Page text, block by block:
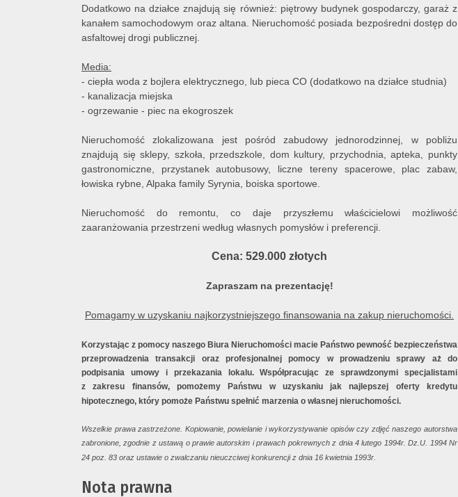
Dodatkowo na działce znajdują się również: piętrowy budynek gospodarczy, garaż z
kanałem samochodowym oraz altana. Nieruchomość posiada bezpośredni dostęp do
asfaltowej drogi publicznej.
Media:
- ciepła woda z bojlera elektrycznego, lub pieca CO (dodatkowo na działce studnia)
- kanalizacja miejska
- ogrzewanie - piec na ekogroszek
Nieruchomość zlokalizowana jest pośród zabudowy jednorodzinnej, w pobliżu
znajdują się sklepy, szkoła, przedszkole, dom kultury, przychodnia, apteka, punkty
gastronomiczne, przystanek autobusowy, liczne tereny spacerowe, plac zabaw,
łowiska rybne, Alpaka family Syrynia, boiska sportowe.
Nieruchomość do remontu, co daje przyszłemu właścicielowi możliwość
zaaranżowania przestrzeni według własnych pomysłów i preferencji
Cena: 529.000 złotych
Zapraszam na prezentację!
Pomagamy w uzyskaniu najkorzystniejszego finansowania na zakup nieruchomości.
Korzystając z pomocy naszego Biura Nieruchomości macie Państwo pewność bezpieczeństwa
przeprowadzenia transakcji oraz profesjonalnej pomocy w prowadzeniu sprawy aż do
podpisania umowy i przekazania lokalu. Współpracując ze sprawdzonymi specjalistami
z zakresu finansów, pomożemy Państwu w uzyskaniu jak najlepszej oferty kredytu
hipotecznego, który pomoże Państwu spełnić marzenia o własnej nieruchomości.
Wszelkie prawa zastrzeżone. Kopiowanie, powielanie i wykorzystywanie opisów czy zdjęć naszego autorstwa
zabronione, zgodnie z ustawą o prawie autorskim i prawach pokrewnych z dnia 4 lutego 1994r. Dz.U. 1994 Nr
24 poz. 83 oraz ustawie o zwalczaniu nieuczciwej konkurencji z dnia 16 kwietnia 1993r.
Nota prawna